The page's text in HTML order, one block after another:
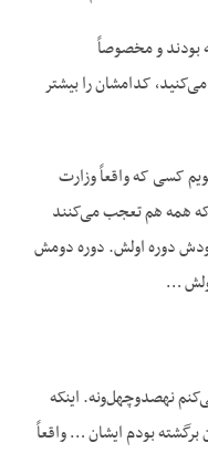
و مخصوصاً
کدامشان را بیشتر
کسی که واقعاً وزارت
که همه هم تعجب می‌کنند
دوره اولش. دوره دومش
…
نهصدوچهل‌ونه. اینکه
بودم ایشان … واقعاً